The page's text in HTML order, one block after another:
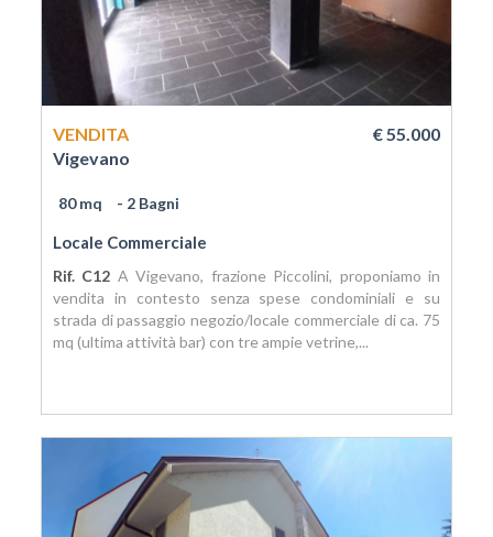
VENDITA
€ 55.000
Vigevano
80 mq - 2 Bagni
Locale Commerciale
Rif. C12 A Vigevano, frazione Piccolini, proponiamo in
vendita in contesto senza spese condominiali e su
strada di passaggio negozio/locale commerciale di ca. 75
mq (ultima attività bar) con tre ampie vetrine,...